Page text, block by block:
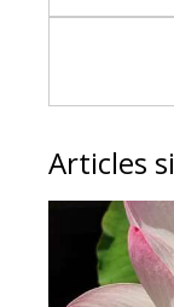
Articles